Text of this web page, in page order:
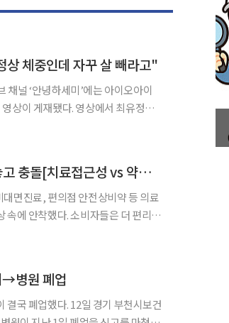
체중인데 자꾸 살 빼라고"
. 영상에서 최유정은
병원 문턱 낮춘 비대면진료…‘안전장치’ 놓고 충돌[치료접근성 vs 약물오남용②]
면진료, 편의점 안전상비약 등 의료
속에 안착했다. 소비자들은 더 편리하
→병원 폐업
일 경기 부천시보건